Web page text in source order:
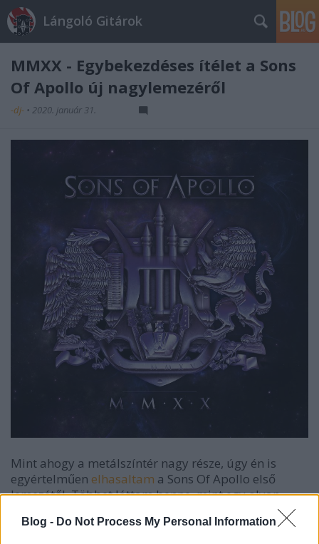
Blog - Do Not Process My Personal Information
Lángoló Gitárok
MMXX - Egybekezdéses ítélet a Sons
Of Apollo új nagylemezéről
-dj- • 2020. január 31.
Mint ahogy a metálszíntér nagy része, úgy én is
egyértelműen elhasaltam a Sons Of Apollo első
lemezétől. Többet láttam benne, mint egy olyan
zenekar, amelyik a Dream Theater babérjaira tör.
Örömzenélést hallottam, görcsmentességet